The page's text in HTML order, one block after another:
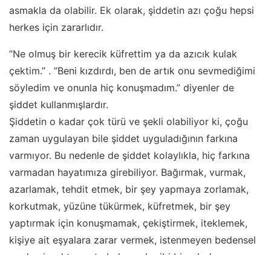
asmakla da olabilir. Ek olarak, şiddetin azı çoğu hepsi
herkes için zararlıdır.
”Ne olmuş bir kerecik küfrettim ya da azıcık kulak
çektim.” . ”Beni kızdırdı, ben de artık onu sevmediğimi
söyledim ve onunla hiç konuşmadım.” diyenler de
şiddet kullanmışlardır.
Şiddetin o kadar çok türü ve şekli olabiliyor ki, çoğu
zaman uygulayan bile şiddet uyguladığının farkına
varmıyor. Bu nedenle de şiddet kolaylıkla, hiç farkına
varmadan hayatımıza girebiliyor. Bağırmak, vurmak,
azarlamak, tehdit etmek, bir şey yapmaya zorlamak,
korkutmak, yüzüne tükürmek, küfretmek, bir şey
yaptırmak için konuşmamak, çekiştirmek, iteklemek,
kişiye ait eşyalara zarar vermek, istenmeyen bedensel